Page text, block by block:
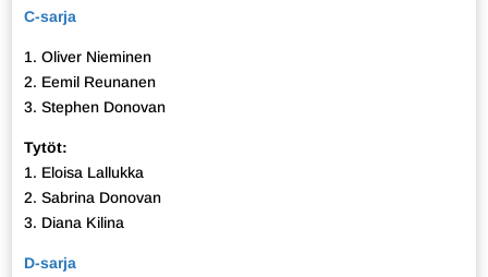
C-sarja
1. Oliver Nieminen
2. Eemil Reunanen
3. Stephen Donovan
Tytöt:
1. Eloisa Lallukka
2. Sabrina Donovan
3. Diana Kilina
D-sarja